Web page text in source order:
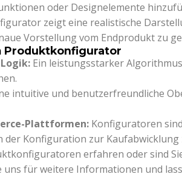
oder Designelemente
zeigt eine realistische
Vorstellung vom Endprodukt zu
Produktkonfigurator
Ein leistungsstarker
intuitive und benutzerfreundliche
Plattformen: Konfiguratoren
der Konfiguration zur Kaufabwicklung
erfahren oder sind
uns für weitere Informationen und